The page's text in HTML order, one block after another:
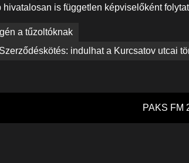
is független képviselőként
a tűzoltóknak
Szerződéskötés: indulhat a Kurcsatov utcai
PAKS FM